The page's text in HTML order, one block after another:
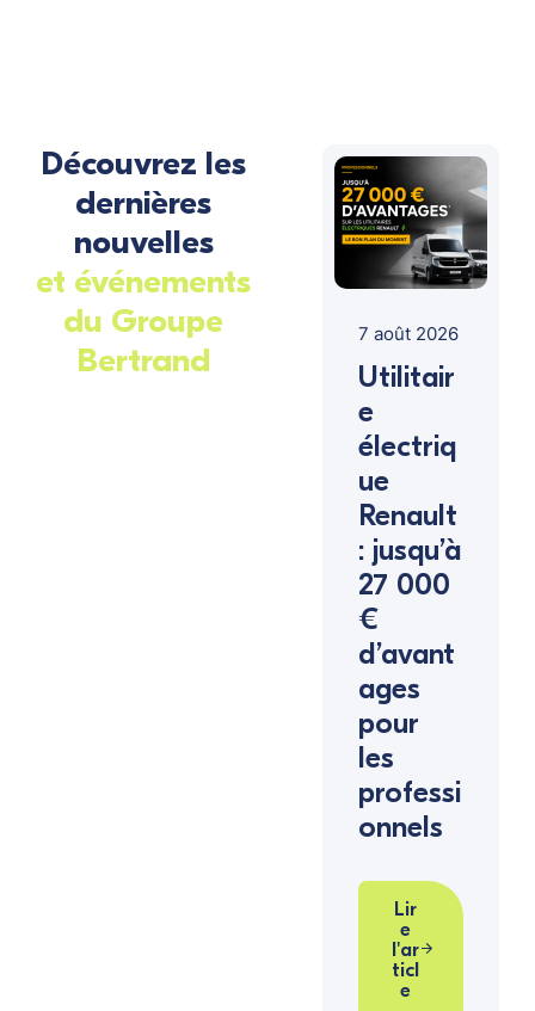
Découvrez les
dernières
nouvelles
et événements
du Groupe
Bertrand
7 août 2026
Utilitair
e
électriq
ue
Renault
: jusqu’à
27 000
€
d’avant
ages
pour
les
professi
onnels
Lir
e
l'ar
ticl
e